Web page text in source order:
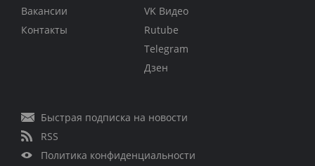
Вакансии
Контакты
VK Видео
Rutube
Telegram
Дзен
Быстрая подписка на новости
RSS
Политика конфиденциальности